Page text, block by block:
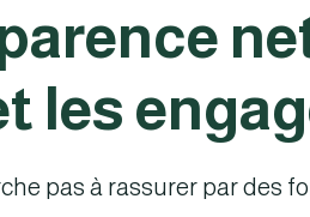
les
pas à rassurer par des